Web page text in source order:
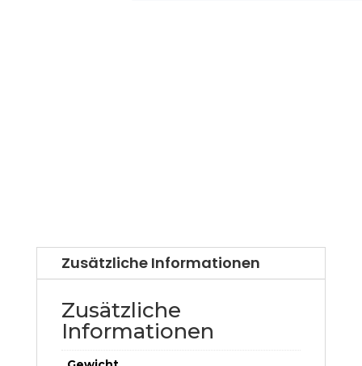
Zusätzliche Informationen
Zusätzliche
Informationen